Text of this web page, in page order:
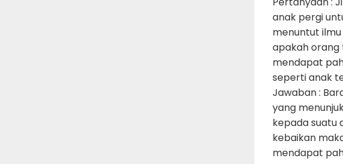
anak pergi
menuntut
apakah orang
mendapat
seperti anak
Jawaban :
yang
kepada suatu
kebaikan
mendapat